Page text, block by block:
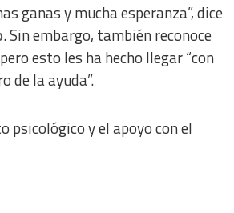
ganas y mucha esperanza”, dice
. Sin embargo, también reconoce
esto les ha hecho llegar “con
de la ayuda”.
psicológico y el apoyo con el